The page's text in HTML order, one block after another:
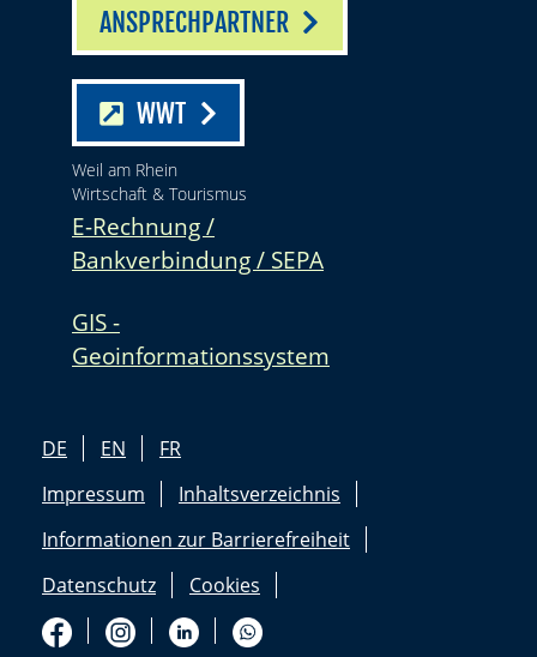
ANSPRECHPARTNER
WWT
Weil am Rhein
Wirtschaft & Tourismus
E-Rechnung /
Bankverbindung / SEPA
GIS -
Geoinformationssystem
DE EN
FR
Impressum
Inhaltsverzeichnis
Informationen zur Barrierefreiheit
Datenschutz
Cookies